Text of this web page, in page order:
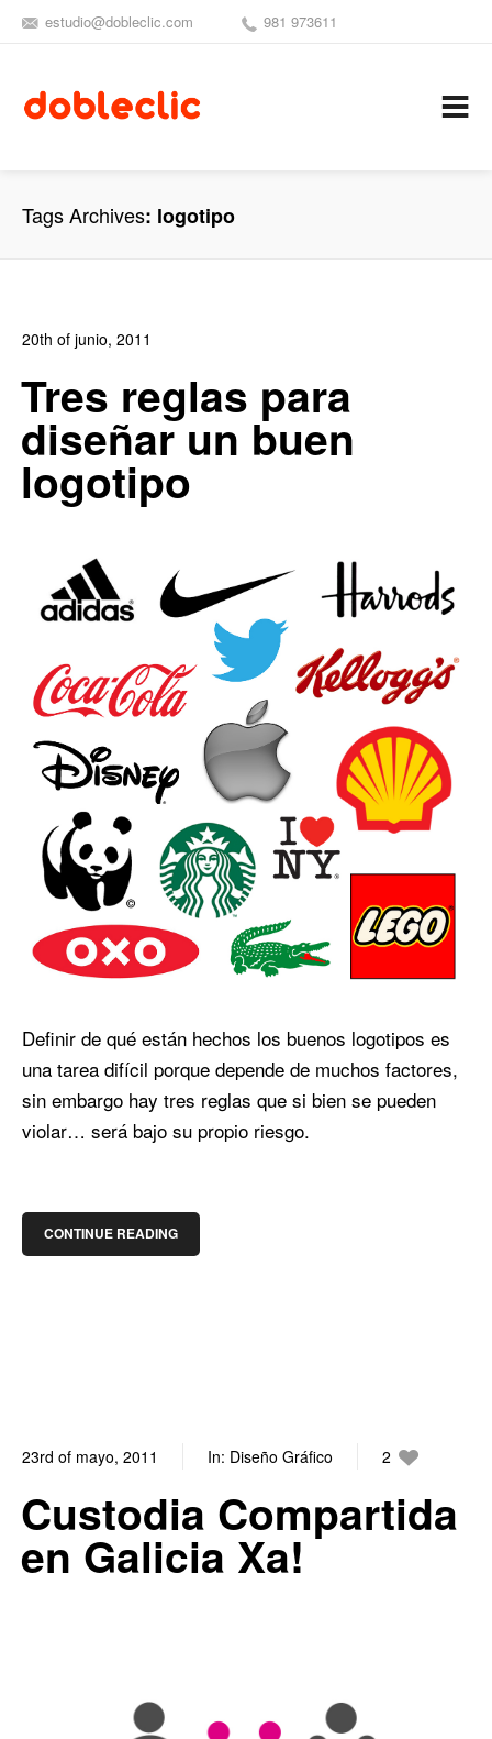
estudio@dobleclic.com 981 973611
Tags Archives logotipo
20th of junio, 2011
2
Tres reglas para
diseñar un buen
logotipo
Definir de qué están hechos los buenos logotipos es
una tarea difícil porque depende de muchos factores,
sin embargo hay tres reglas que si bien se pueden
violar… será bajo su propio riesgo.
CONTINUE READING
23rd of mayo, 2011 In: Diseño Gráfico
2
Custodia Compartida
en Galicia Xa!